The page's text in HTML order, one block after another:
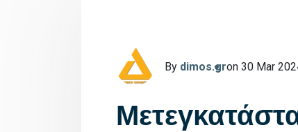
By dimos.gron 30 Mar